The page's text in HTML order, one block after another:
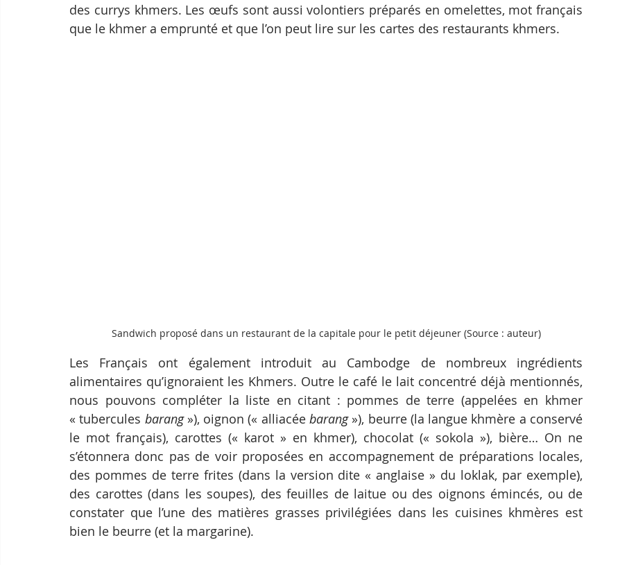
des currys khmers. Les œufs sont aussi volontiers préparés en omelettes, mot français
que le khmer a emprunté et que l’on peut lire sur les cartes des restaurants khmers.
Sandwich proposé dans un restaurant de la capitale pour le petit déjeuner (Source : auteur)
Les Français ont également introduit au Cambodge de nombreux ingrédients
alimentaires qu’ignoraient les Khmers. Outre le café le lait concentré déjà mentionnés,
nous pouvons compléter la liste en citant : pommes de terre (appelées en khmer
« tubercules barang »), oignon (« alliacée barang »), beurre (la langue khmère a conservé
le mot français), carottes (« karot » en khmer), chocolat (« sokola »), bière… On ne
s’étonnera donc pas de voir proposées en accompagnement de préparations locales,
des pommes de terre frites (dans la version dite « anglaise » du loklak, par exemple),
des carottes (dans les soupes), des feuilles de laitue ou des oignons émincés, ou de
constater que l’une des matières grasses privilégiées dans les cuisines khmères est
bien le beurre (et la margarine).